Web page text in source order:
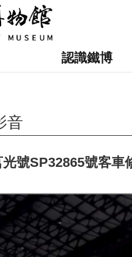
認識鐵博
音
號SP32865號客車